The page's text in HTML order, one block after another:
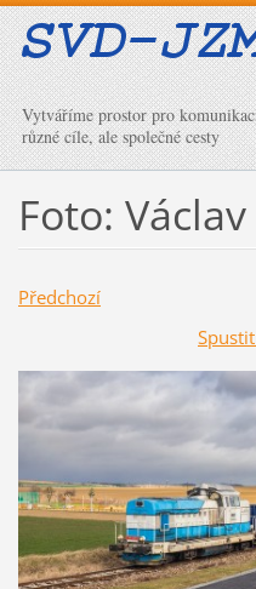
Vytváříme prostor pro
různé cíle, ale společné cesty
Foto:
Předchozí